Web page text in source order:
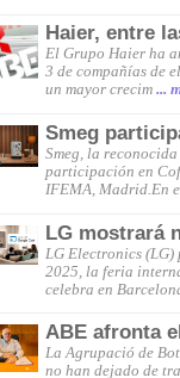
Haier, entre
El Grupo Haier ha
3 de compañías de
un mayor crecim ...
Smeg
Smeg, la
participación en
IFEMA, Madrid.En
LG mostrará
LG Electronics (LG)
2025, la feria
celebra en
ABE afronta
La Agrupació de
no han dejado de